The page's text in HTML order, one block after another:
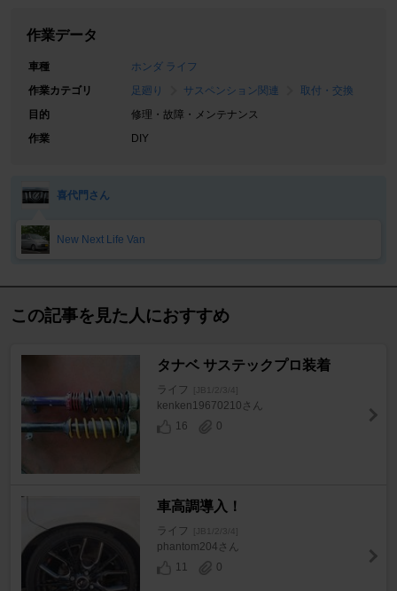
作業データ
車種
ホンダ ライフ
作業カテゴリ
足廻り サスペンション関連
取付・交換
目的
修理・故障・メンテナンス
作業
DIY
喜代門さん
New Next Life Van
この記事を見た人におすすめ
タナベ サステックプロ装着
ライフ [JB1/2/3/4]
kenken19670210さん
16
0
車高調導入！
ライフ [JB1/2/3/4]
phantom204さん
11
0